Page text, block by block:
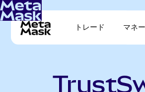
トレード マネー